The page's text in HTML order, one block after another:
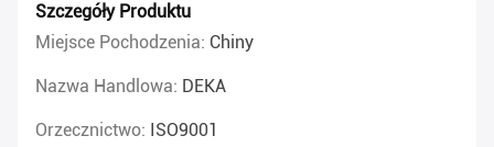
Szczegóły Produktu
Miejsce Pochodzenia: Chiny
Nazwa Handlowa: DEKA
Orzecznictwo: ISO9001